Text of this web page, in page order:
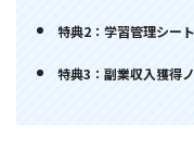
特典2：学習管理シー
特典3：副業収入獲得